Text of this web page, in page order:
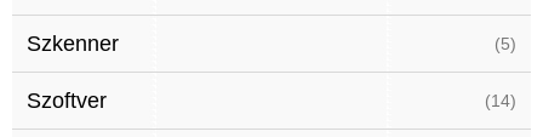
Szkenner (5)
Szoftver (14)